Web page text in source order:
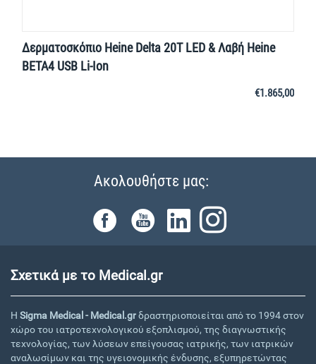
Δερματοσκόπιο Heine Delta 20Τ LED & Λαβή Heine
BETA4 USB Li-Ion
€1.865,00
Ακολουθήστε μας:
Σχετικά με το Medical.gr
Η Sigma Medical - Medical.grδραστηριοποιείται από το 1994 στον
χώρο του ιατροτεχνολογικού εξοπλισμού, της διαγνωστικής
τεχνολογίας, των λύσεων επείγουσας ιατρικής, των ιατρικών
αναλωσίμων και της υγειονομικής ένδυσης, εξυπηρετώντας